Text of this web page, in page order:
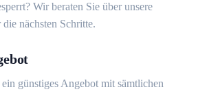
Wir beraten Sie über unsere
nächsten Schritte.
günstiges Angebot mit sämtlichen